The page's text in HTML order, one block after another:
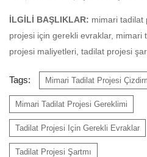
İLGİLİ BAŞLIKLAR: mimari tadilat
projesi için gerekli evraklar, mimari
projesi maliyetleri, tadilat projesi
Tags: Mimari Tadilat Projesi
Mimari Tadilat Projesi Gereklimi
Tadilat Projesi Için Gerekli Evraklar
Tadilat Projesi Şartmı